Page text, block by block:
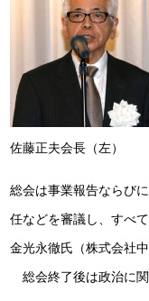
佐藤正夫会長（左）
総会は事業報告ならび
任などを審議し、すべ
金光永徹氏（株式会社
総会終了後は政治に関